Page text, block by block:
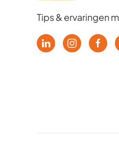
Tips & ervaringen